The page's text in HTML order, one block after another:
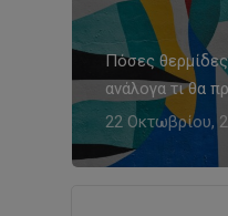
Πόσες
ανάλογα τι θα
22 Οκτωβρίου,